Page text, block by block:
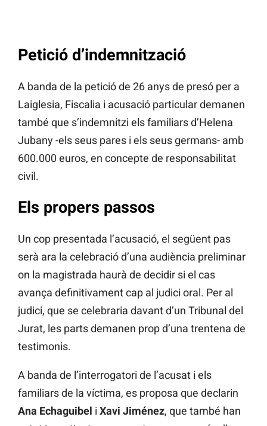
Petició d’indemnització
A banda de la petició de 26 anys de presó per a
Laiglesia, Fiscalia i acusació particular demanen
també que s’indemnitzi els familiars d’Helena
Jubany -els seus pares i els seus germans- amb
600.000 euros, en concepte de responsabilitat
civil.
Els propers passos
Un cop presentada l’acusació, el següent pas
serà ara la celebració d’una audiència preliminar
on la magistrada haurà de decidir si el cas
avança definitivament cap al judici oral. Per al
judici, que se celebraria davant d’un Tribunal del
Jurat, les parts demanen prop d’una trentena de
testimonis.
A banda de l’interrogatori de l’acusat i els
familiars de la víctima, es proposa que declarin
Ana Echaguibel i Xavi Jiménez, que també han